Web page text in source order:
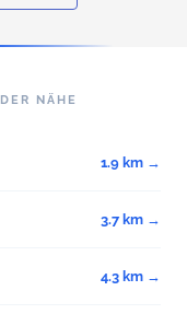
NÄHE
1.9 km →
3.7 km →
4.3 km →